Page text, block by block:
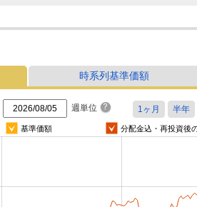
時系列基準価額
週単位
基準価額 分配金込・再投資後